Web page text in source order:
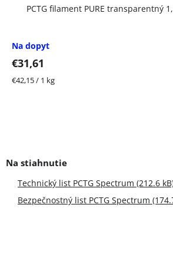
PCTG filament PURE transparentný
Na dopyt
€31,61
Jednotková
€42,15 / 1 kg
Technický list PCTG Spectrum (212.6
Bezpečnostný list PCTG Spectrum